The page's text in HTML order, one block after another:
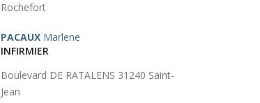
Rochefort
PACAUX Marlene
INFIRMIER
Boulevard DE RATALENS 31240 Saint-
Jean